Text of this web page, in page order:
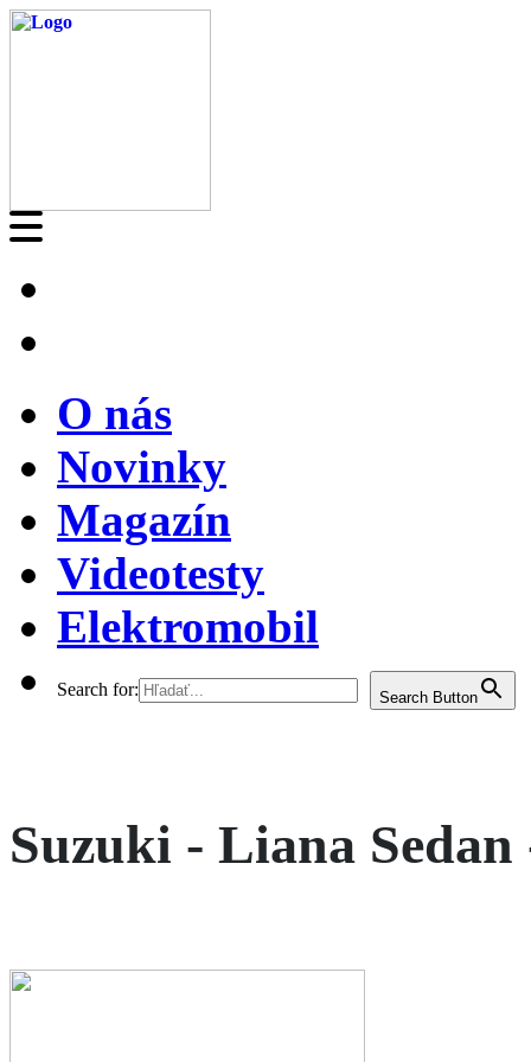
O nás
Novinky
Magazín
Videotesty
Elektromobil
Search for: Search Button
Suzuki - Liana Sedan